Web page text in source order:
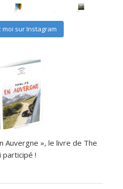
moi sur Instagram
Auvergne », le livre de The
participé !